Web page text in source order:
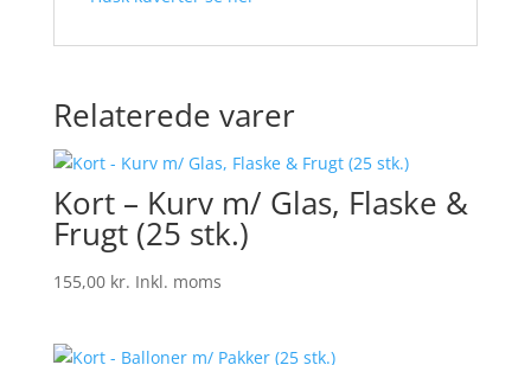
Relaterede varer
Kort – Kurv m/ Glas, Flaske &
Frugt (25 stk.)
155,00 kr. Inkl. moms